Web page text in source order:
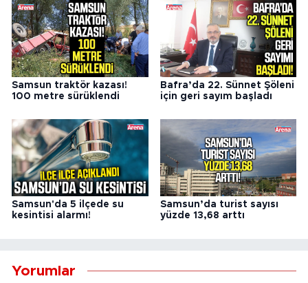
Samsun traktör kazası!
100 metre sürüklendi
Bafra’da 22. Sünnet Şöleni
için geri sayım başladı
Samsun'da 5 ilçede su
kesintisi alarmı!
Samsun’da turist sayısı
yüzde 13,68 arttı
Yorumlar